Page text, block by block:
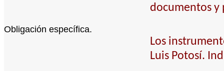
documentos y
Obligación específica.
Los
Luis Potosí.